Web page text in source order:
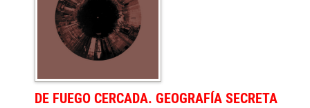
DE FUEGO CERCADA. GEOGRAFÍA SECRETA